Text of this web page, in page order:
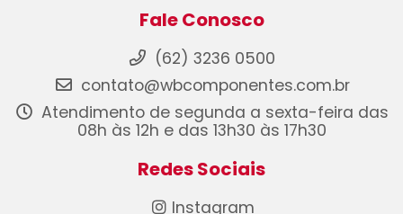
Fale Conosco
(62) 3236 0500
contato@wbcomponentes.com.br
Atendimento de segunda a sexta-feira das
08h às 12h e das 13h30 às 17h30
Redes Sociais
Instagram